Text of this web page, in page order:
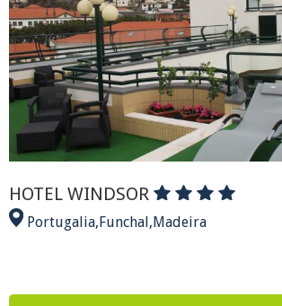
HOTEL WINDSOR
Portugalia, Funchal , Madeira